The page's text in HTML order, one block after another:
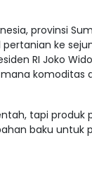
provinsi
ke
RI Joko
komoditas
tapi
baku untuk